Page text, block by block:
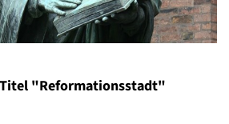
"Reformationsstadt"